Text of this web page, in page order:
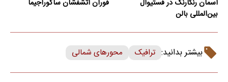
آسمان رنگارنگ در فستیوال
بین‌المللی بالن
فوران آتشفشان ساکوراجیما
بیشتر بدانید: ترافیک محورهای شمالی